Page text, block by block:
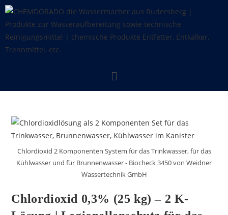
Chlordioxid 2 Komponenten System für das Trinkwasser, für das
Kühlwasser und für Brunnenwasser - Biocheck 3450 von Weidner
Wassertechnik GmbH
Chlordioxid 0,3% (25 kg) – 2 K-